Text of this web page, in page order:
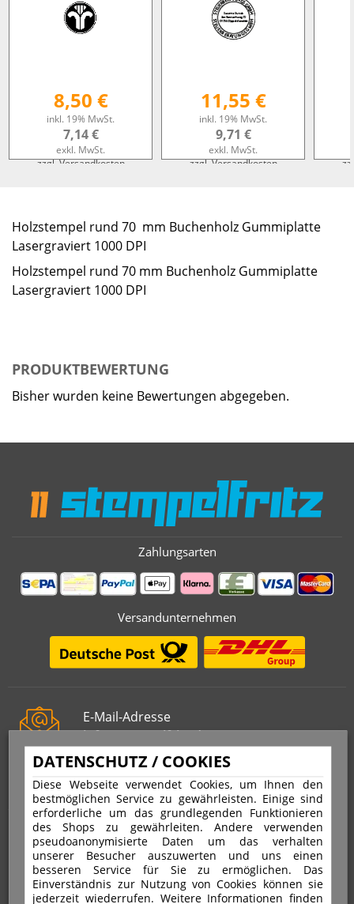
DATENSCHUTZ / COOKIES
Diese Webseite verwendet Cookies, um Ihnen den
bestmöglichen Service zu gewährleisten. Einige sind
erforderliche um das grundlegenden Funktionieren
des Shops zu gewährleiten. Andere verwenden
pseudoanonymisierte Daten um das verhalten
unserer Besucher auszuwerten und uns einen
besseren Service für Sie zu ermöglichen. Das
Einverständnis zur Nutzung von Cookies können sie
jederzeit wiederrufen. Weitere Informationen finden
8,50 €
inkl. 19% MwSt.
7,14 €
exkl. MwSt.
zzgl. Versandkosten
11,55 €
inkl. 19% MwSt.
9,71 €
exkl. MwSt.
zzgl. Versandkosten
Holzstempel rund 70 mm Buchenholz Gummiplatte
Lasergraviert 1000 DPI
Holzstempel rund 70 mm Buchenholz Gummiplatte
Lasergraviert 1000 DPI
PRODUKTBEWERTUNG
Bisher wurden keine Bewertungen abgegeben.
Zahlungsarten
Versandunternehmen
E-Mail-Adresse
info@stempelfritz.de
Telefon
0221 677 812 08
Über uns
VERTRAG WIDERRUFEN
IMPRESSUM
DATENSCHUTZ
WIDERRUFSRECHT AGB